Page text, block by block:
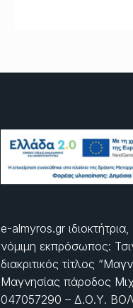
e-almyros.gr
νόμιμη εκπρόσωπος:
διακριτικός τίτλος
Μαγνησίας πάροδος
047057290 – Δ.Ο.Υ.